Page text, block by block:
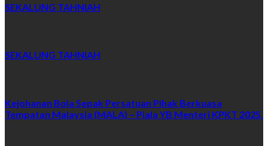
SEKALUNG TAHNIAH
SEKALUNG TAHNIAH
Kejohanan Bola Sepak Persatuan Pihak Berkuasa
Tempatan Malaysia (MALA) – Piala YB Menteri KPKT 2025.